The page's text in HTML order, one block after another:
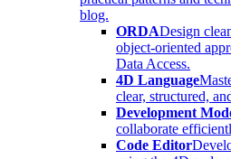
blog.
ORDADesign
object-oriented
Data Access.
4D Language
clear, structured,
Development
collaborate
Code Editor